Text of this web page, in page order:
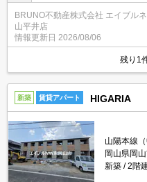
別、浴室乾燥機付き、温水
ださい。
BRUNO不動産株式会社 エイブル
山平井店
情報更新日 2026/08/06
残り1
新築 賃貸アパート HIGARIA
山陽本線
岡山県岡
新築
2階